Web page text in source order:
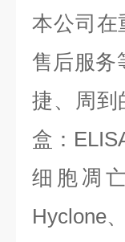
本公司在
售后服务
捷、周到
盒：
细胞凋
Hyclone